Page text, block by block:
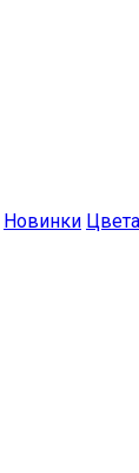
Новинки Цвета